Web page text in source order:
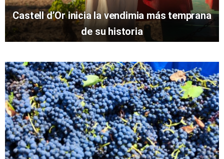
Castell d’Or inicia la vendimia más temprana
de su historia